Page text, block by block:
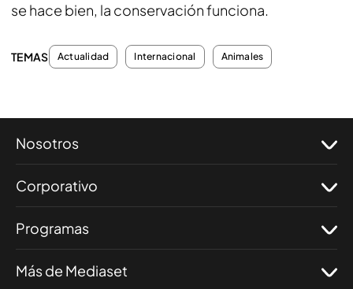
se hace bien, la conservación funciona.
TEMAS Actualidad Internacional Animales
Nosotros
Corporativo
Programas
Más de Mediaset